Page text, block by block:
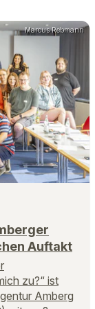
Marcus Rebmann
Auftakt
zu?“ ist
Amberg